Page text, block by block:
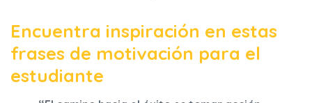
Encuentra inspiración en estas
frases de motivación para el
estudiante